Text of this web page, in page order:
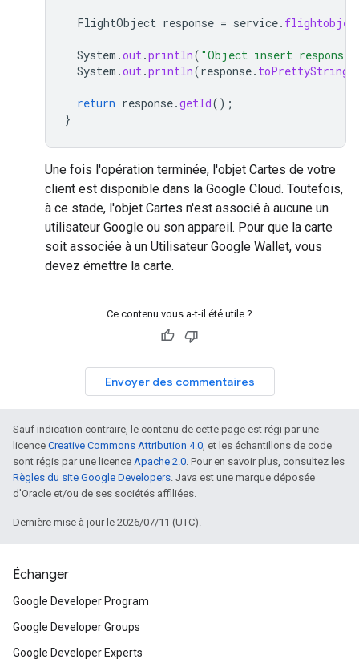
FlightObject response = service.
System .out.println( "Object insert response"
System .out.println(response. toPrettyString
return response.getId();
}
Une fois l'opération terminée, l'objet Cartes de votre
client est disponible dans la Google Cloud. Toutefois,
à ce stade, l'objet Cartes n'est associé à aucune un
utilisateur Google ou son appareil. Pour que la carte
soit associée à un Utilisateur Google Wallet, vous
devez émettre la carte.
Ce contenu vous a-t-il été utile ?
Envoyer des commentaires
Sauf indication contraire, le contenu de cette page est régi par une
licence Creative Commons Attribution 4.0, et les échantillons de code
sont régis par une licence Apache 2.0. Pour en savoir plus, consultez les
Règles du site Google Developers. Java est une marque déposée
d'Oracle et/ou de ses sociétés affiliées.
Dernière mise à jour le 2026/07/11 (UTC).
Échanger
Google Developer Program
Google Developer Groups
Google Developer Experts